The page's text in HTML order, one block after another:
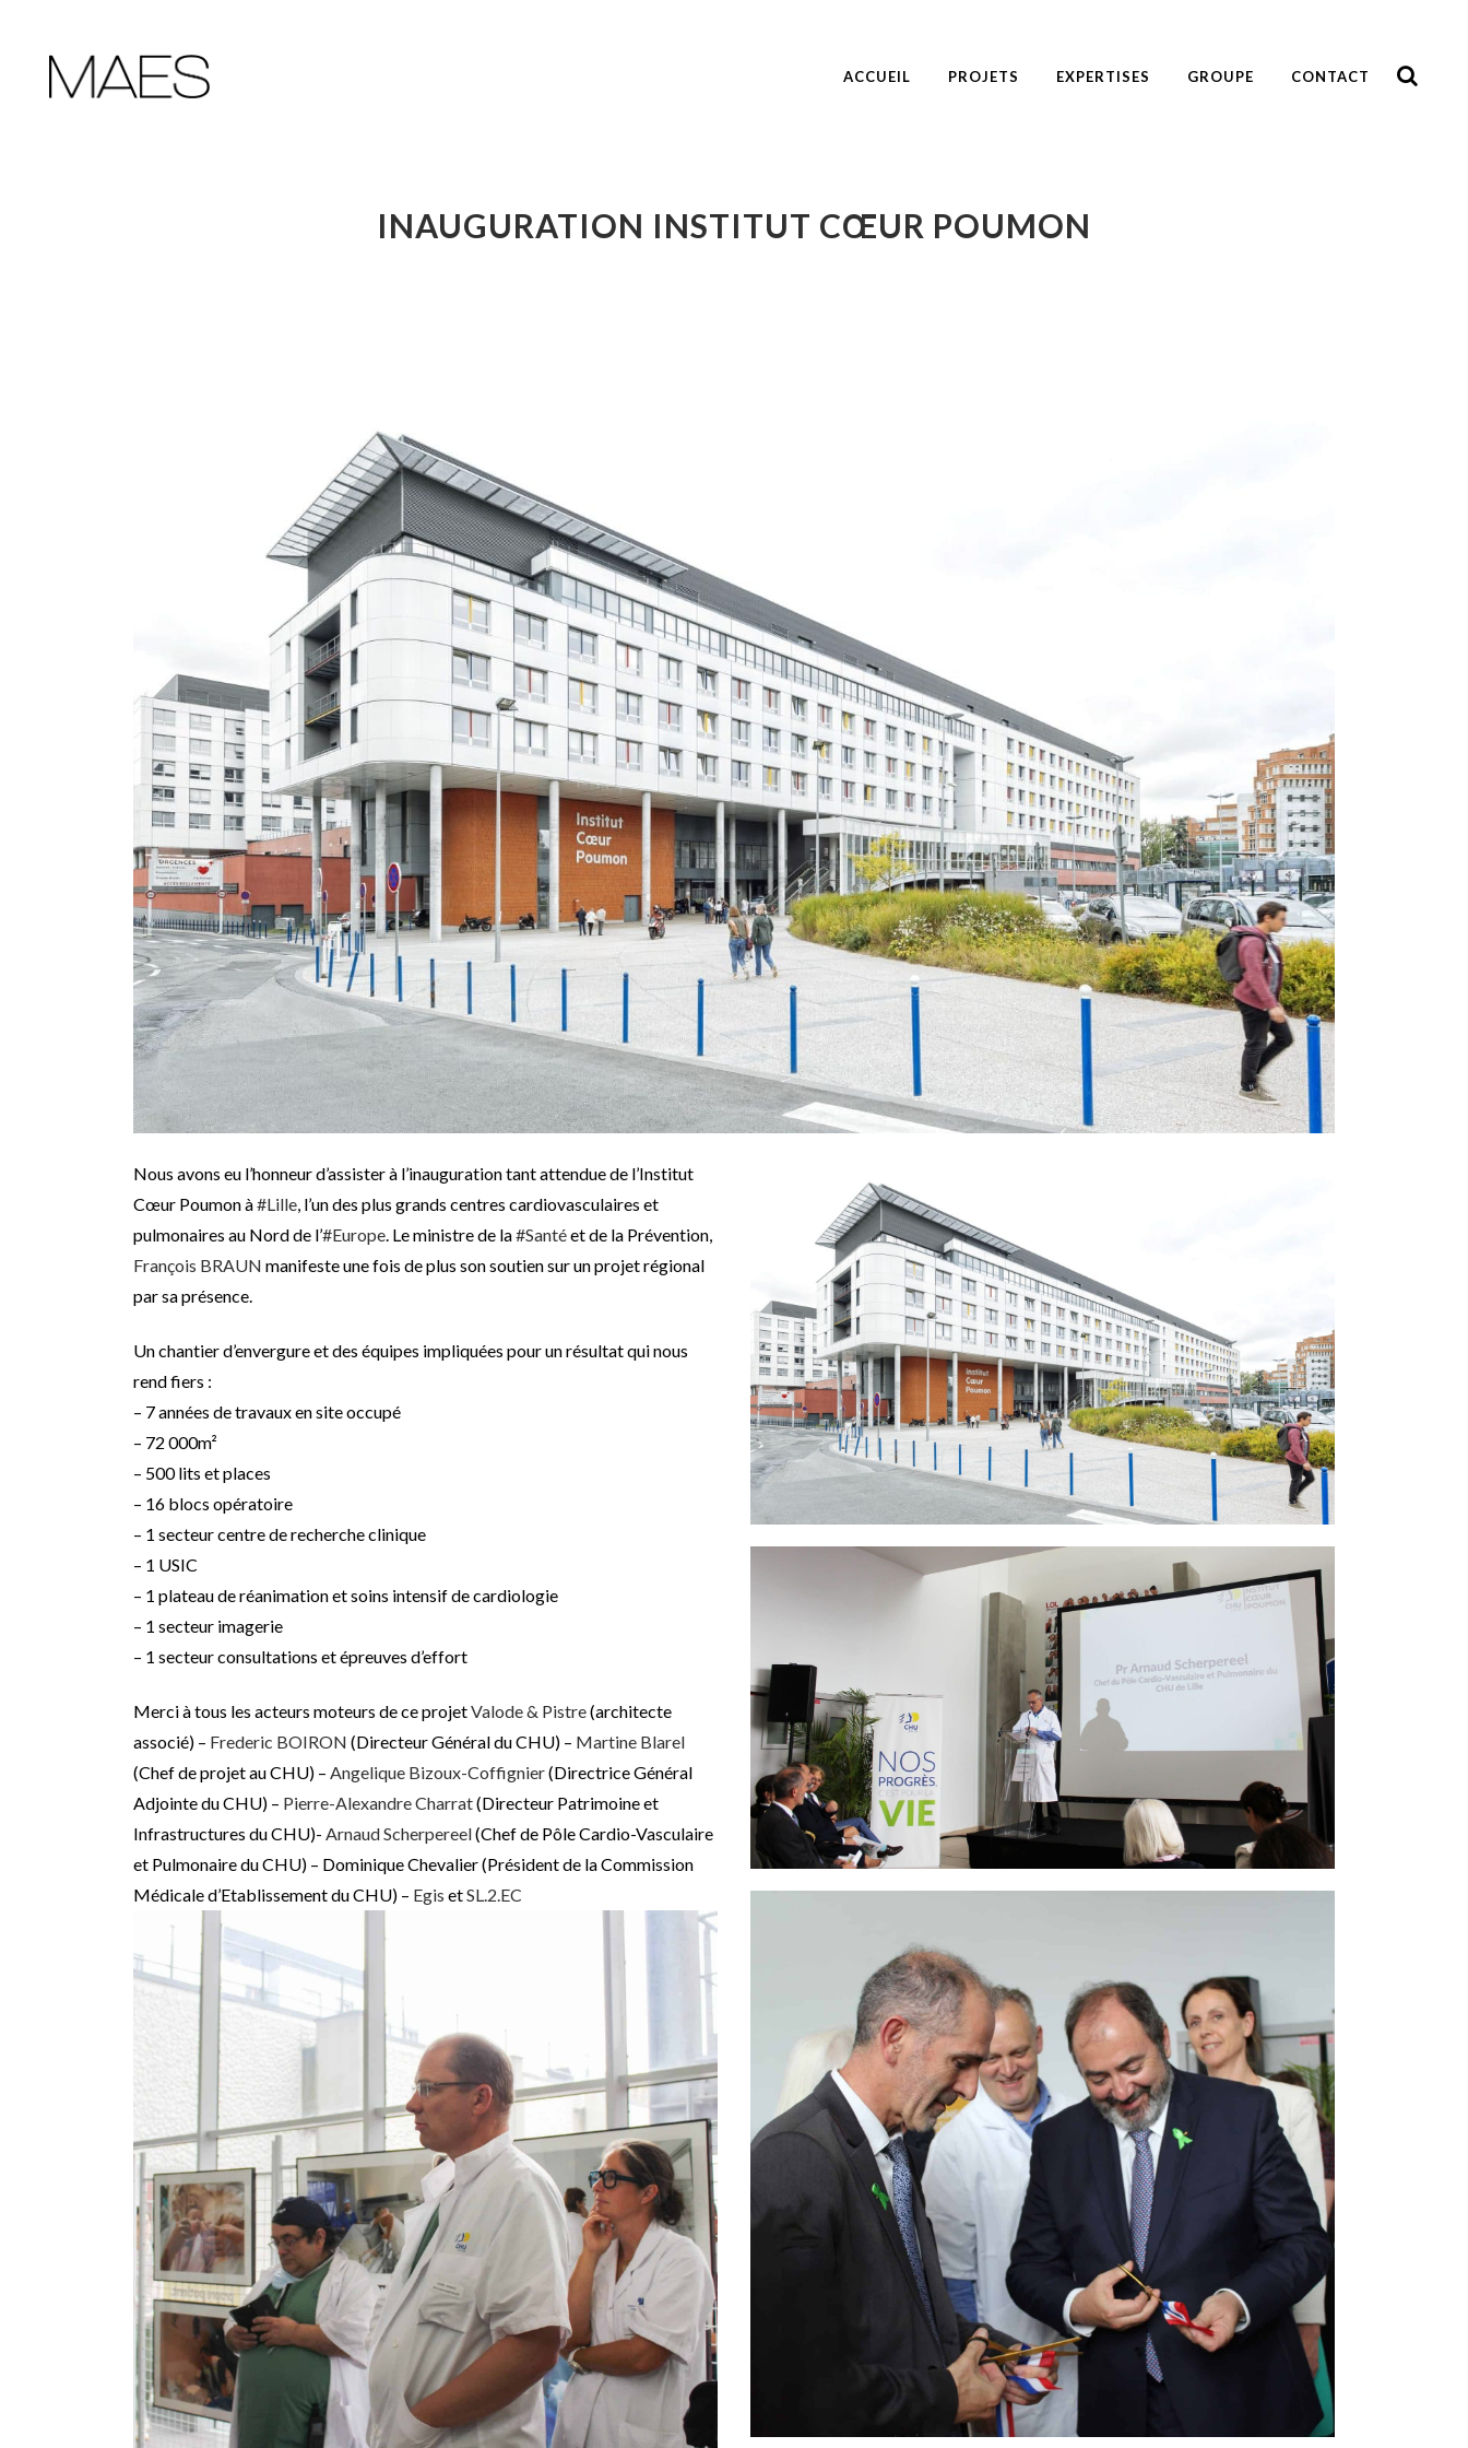
ACCUEIL PROJETS EXPERTISES GROUPE CONTACT
INAUGURATION INSTITUT CŒUR POUMON
Nous avons eu l’honneur d’assister à l’inauguration tant attendue de l’Institut
Cœur Poumon à#Lille, l’un des plus grands centres cardiovasculaires et
pulmonaires au Nord de l’#Europe. Le ministre de la#Santéet de la Prévention,
François BRAUN manifeste une fois de plus son soutien sur un projet régional
par sa présence.
Un chantier d’envergure et des équipes impliquées pour un résultat qui nous
rend fiers :
– 7 années de travaux en site occupé
– 72 000m²
– 500 lits et places
– 16 blocs opératoire
– 1 secteur centre de recherche clinique
– 1 USIC
– 1 plateau de réanimation et soins intensif de cardiologie
– 1 secteur imagerie
– 1 secteur consultations et épreuves d’effort
Merci à tous les acteurs moteurs de ce projetValode & Pistre(architecte
associé) – Frederic BOIRON (Directeur Général du CHU) – Martine Blarel
(Chef de projet au CHU) – Angelique Bizoux-Coffignier(Directrice Général
Adjointe du CHU) – Pierre-Alexandre Charrat(Directeur Patrimoine et
Infrastructures du CHU)- Arnaud Scherpereel(Chef de Pôle Cardio-Vasculaire
et Pulmonaire du CHU) – Dominique Chevalier (Président de la Commission
Médicale d’Etablissement du CHU) – Egis etSL.2.EC